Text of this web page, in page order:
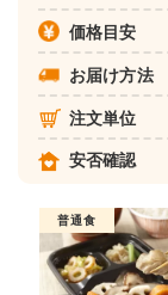
価格目安
お届け方法
注文単位
安否確認
普通食